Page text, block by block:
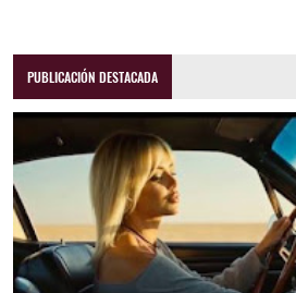
PUBLICACIÓN DESTACADA